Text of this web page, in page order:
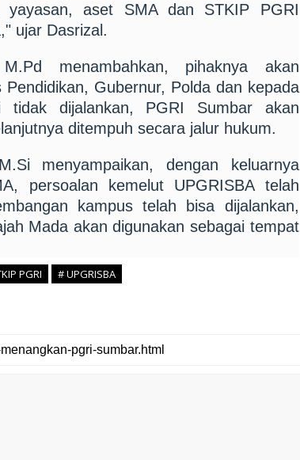
yayasan, aset SMA dan STKIP PGRI
ujar Dasrizal.
menambahkan, pihaknya akan
Gubernur, Polda dan kepada
dijalankan, PGRI Sumbar akan
ditempuh secara jalur hukum.
menyampaikan, dengan keluarnya
persoalan kemelut UPGRISBA telah
kampus telah bisa dijalankan,
Mada akan digunakan sebagai tempat
PGRI # UPGRISBA